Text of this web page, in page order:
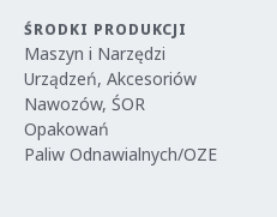
ŚRODKI PRODUKCJI
Maszyn i Narzędzi
Urządzeń, Akcesoriów
Nawozów, ŚOR
Opakowań
Paliw Odnawialnych/OZE